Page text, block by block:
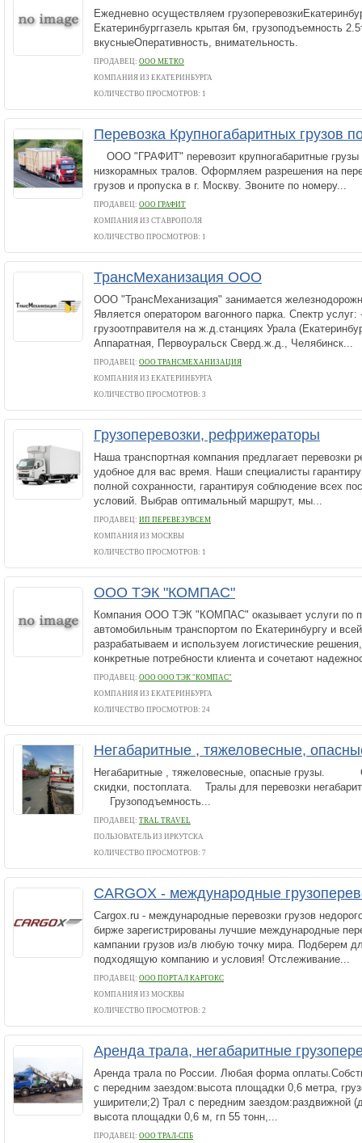
Ежедневно осуществляем
Екатеринбурггазель крытая 6м, грузоподъемность
вкусныеОперативность, внимательность.
ПРОДАВЕЦ: ООО МЕТКО
КОМПАНИЯ ИЗ ЕКАТЕРИНБУРГА
КОЛИЧЕСТВО ПРОСМОТРОВ: 1
Перевозка Крупногабаритных грузов
ООО "ГРАФИТ" перевозит крупногабаритные
низкорамных тралов. Оформляем разрешения на
грузов и пропуска в г. Москву. Звоните по номеру...
ПРОДАВЕЦ: ООО ГРАФИТ
КОМПАНИЯ ИЗ СТАВРОПОЛЯ
КОЛИЧЕСТВО ПРОСМОТРОВ: 1
ТрансМеханизация ООО
ООО "ТрансМеханизация" занимается
Является оператором вагонного парка. Спектр услуг:
грузоотправителя на ж.д.станциях Урала
Аппаратная, Первоуральск Сверд.ж.д., Челябинск...
ПРОДАВЕЦ: ООО ТРАНСМЕХАНИЗАЦИЯ
КОМПАНИЯ ИЗ ЕКАТЕРИНБУРГА
КОЛИЧЕСТВО ПРОСМОТРОВ: 3
Грузоперевозки, рефрижераторы
Наша транспортная компания предлагает перевозки
удобное для вас время. Наши специалисты
полной сохранности, гарантируя соблюдение всех
условий. Выбрав оптимальный маршрут, мы...
ПРОДАВЕЦ: ИП ПЕРЕВЕЗУВСЕМ
КОМПАНИЯ ИЗ МОСКВЫ
КОЛИЧЕСТВО ПРОСМОТРОВ: 1
ООО ТЭК "КОМПАС"
Компания ООО ТЭК "КОМПАС" оказывает услуги по
автомобильным транспортом по Екатеринбургу и
разрабатываем и используем логистические
конкретные потребности клиента и сочетают
ПРОДАВЕЦ: ООО ООО ТЭК "КОМПАС"
КОМПАНИЯ ИЗ ЕКАТЕРИНБУРГА
КОЛИЧЕСТВО ПРОСМОТРОВ: 24
Негабаритные , тяжеловесные,
Негабаритные , тяжеловесные, опасные грузы.
скидки, постоплата. Тралы для перевозки
Грузоподъемность...
ПРОДАВЕЦ: TRAL TRAVEL
ПОЛЬЗОВАТЕЛЬ ИЗ ИРКУТСКА
КОЛИЧЕСТВО ПРОСМОТРОВ: 7
CARGOX - международные
Cargox.ru - международные перевозки грузов
бирже зарегистрированы лучшие международные
кампании грузов из/в любую точку мира. Подберем
подходящую компанию и условия! Отслеживание...
ПРОДАВЕЦ: ООО ПОРТАЛ КАРГОКС
КОМПАНИЯ ИЗ МОСКВЫ
КОЛИЧЕСТВО ПРОСМОТРОВ: 2
Аренда трала, негабаритные
Аренда трала по России. Любая форма
с передним заездом:высота площадки 0,6 метра,
уширители;2) Трал с передним заездом:раздвижной
высота площадки 0,6 м, гп 55 тонн,...
ПРОДАВЕЦ: ООО ТРАЛ-СПБ